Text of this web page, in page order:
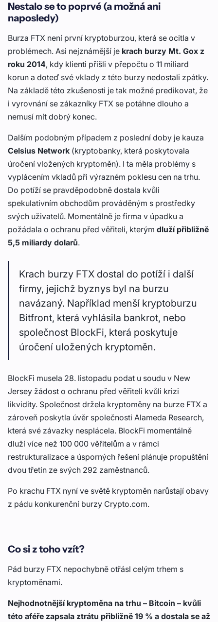
Nestalo se to poprvé (a možná ani
naposledy)
Burza FTX není první kryptoburzou, která se ocitla v
problémech. Asi nejznámější je krach burzy Mt. Gox z
roku 2014, kdy klienti přišli v přepočtu o 11 miliard
korun a doteď své vklady z této burzy nedostali zpátky.
Na základě této zkušenosti je tak možné predikovat, že
i vyrovnání se zákazníky FTX se potáhne dlouho a
nemusí mít dobrý konec.
Dalším podobným případem z poslední doby je kauza
Celsius Network (kryptobanky, která poskytovala
úročení vložených kryptoměn). I ta měla problémy s
vyplácením vkladů při výrazném poklesu cen na trhu.
Do potíží se pravděpodobně dostala kvůli
spekulativním obchodům prováděným s prostředky
svých uživatelů. Momentálně je firma v úpadku a
požádala o ochranu před věřiteli, kterým dluží přibližně
5,5 miliardy dolarů.
Krach burzy FTX dostal do potíží i další
firmy, jejichž byznys byl na burzu
navázaný. Například menší kryptoburzu
Bitfront, která vyhlásila bankrot, nebo
společnost BlockFi, která poskytuje
úročení uložených kryptoměn.
BlockFi musela 28. listopadu podat u soudu v New
Jersey žádost o ochranu před věřiteli kvůli krizi
likvidity. Společnost držela kryptoměny na burze FTX a
zároveň poskytla úvěr společnosti Alameda Research,
která své závazky nesplácela. BlockFi momentálně
dluží více než 100 000 věřitelům a v rámci
restrukturalizace a úsporných řešení plánuje propuštění
dvou třetin ze svých 292 zaměstnanců.
Po krachu FTX nyní ve světě kryptoměn narůstají obavy
z pádu konkurenční burzy Crypto.com.
Co si z toho vzít?
Pád burzy FTX nepochybně otřásl celým trhem s
kryptoměnami.
Nejhodnotnější kryptoměna na trhu – Bitcoin – kvůli
této aféře zapsala ztrátu přibližně 19 % a dostala se až